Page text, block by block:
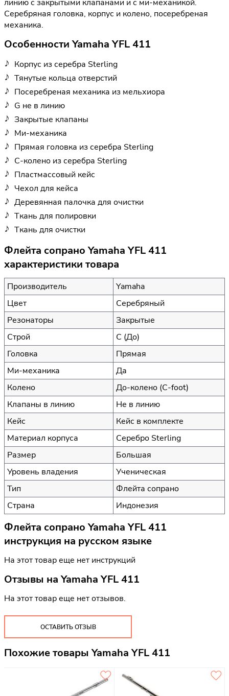
линию с закрытыми клапанами и с ми-механикой.
Серебряная головка, корпус и колено, поcеребреная
механика.
Особенности Yamaha YFL 411
Корпус из серебра Sterling
Тянутые кольца отверстий
Посеребреная механика из мельхиора
G не в линию
Закрытые клапаны
Ми-механика
Прямая головка из серебра Sterling
C-колено из серебра Sterling
Пластмассовый кейс
Чехол для кейса
Деревянная палочка для очистки
Tкань для полировки
Tкань для очистки
Флейта сопрано Yamaha YFL 411
характеристики товара
Производитель
Yamaha
Цвет
Серебряный
Резонаторы
Закрытые
Строй
C (До)
Головка
Прямая
Ми-механика
Да
Колено
До-колено (С-foot)
Клапаны в линию
Не в линию
Кейс
Кейс в комплекте
Материал корпуса
Серебро Sterling
Размер
Большая
Уровень владения
Ученическая
Тип
Флейта сопрано
Страна
Индонезия
Флейта сопрано Yamaha YFL 411
инструкция на русском языке
На этот товар еще нет инструкций
Отзывы наYamaha YFL 411
На этот товар еще нет отзывов.
ОСТАВИТЬ ОТЗЫВ
Похожие товары Yamaha YFL 411